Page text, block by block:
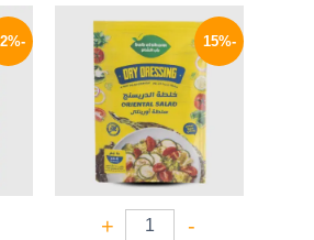
-15%
-
+
الأصلي
هو:
20 EGP.
الحالي
هو:
17 EGP.
-22%